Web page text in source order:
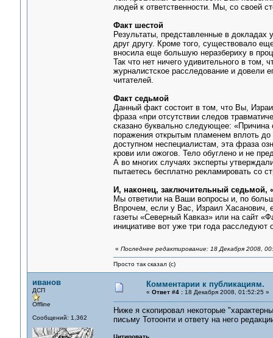
людей к ответственности. Мы, со своей
Факт шестой
Результаты, представленные в докладах
друг другу. Кроме того, существовало
вносила еще большую неразбериху в
Так что нет ничего удивительного в
журналистское расследование и довели
читателей.
Факт седьмой
Данный факт состоит в том, что Вы,
фраза «при отсутствии следов
сказано буквально следующее: «Причина
поражения открытым пламенем вплоть до
доступном неспециалистам, эта фраза
крови или ожогов. Тело обуглено и не
А во многих случаях эксперты
пытаетесь бесплатно рекламировать со
И, наконец, заключительный седьмой,
Мы ответили на Ваши вопросы и, по
Впрочем, если у Вас, Израил Хасанович,
газеты «Cеверный Кавказ» или на сайт
инициативе вот уже три года
« Последнее редактирование: 18 Декабря 2008,
Просто так сказал (с)
иванов
ДСП
Offline
Сообщений: 1,362
Комментарии к публикациям.
« Ответ #4 :18 Декабря 2008, 01:52:25 »
Ниже я скопировал некоторые
письму Тотоонти и ответу на него
Цитировать